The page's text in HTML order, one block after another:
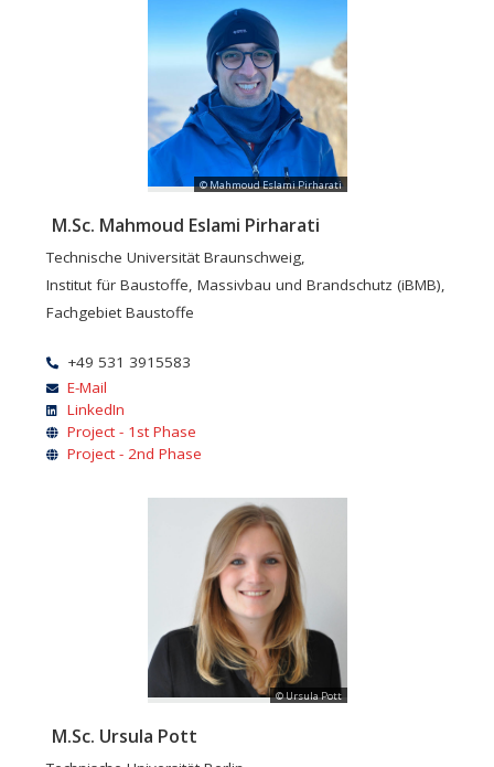
© Mahmoud Eslami Pirharati
M.Sc. Mahmoud Eslami Pirharati
Technische Universität Braunschweig,
Institut für Baustoffe, Massivbau und Brandschutz (iBMB),
Fachgebiet Baustoffe
+49 531 3915583
E-Mail
LinkedIn
Project - 1st Phase
Project - 2nd Phase
© Ursula Pott
M.Sc. Ursula Pott